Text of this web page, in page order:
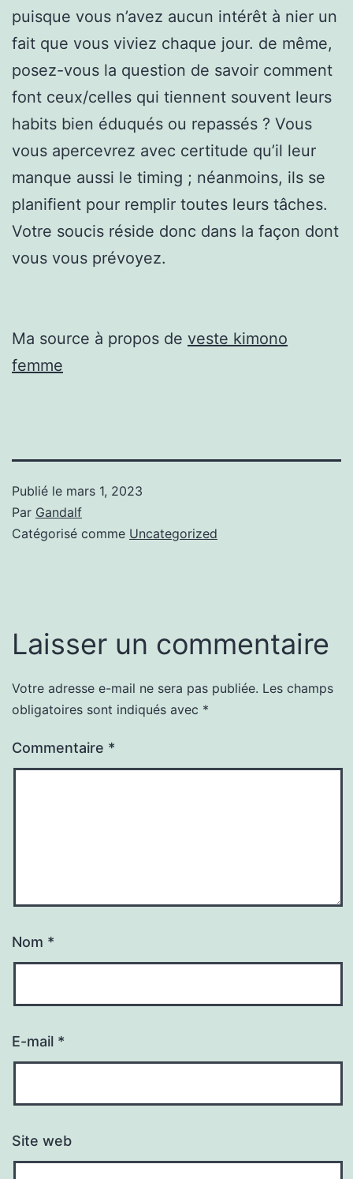
puisque vous n’avez aucun intérêt à nier un
fait que vous viviez chaque jour. de même,
posez-vous la question de savoir comment
font ceux/celles qui tiennent souvent leurs
habits bien éduqués ou repassés ? Vous
vous apercevrez avec certitude qu’il leur
manque aussi le timing ; néanmoins, ils se
planifient pour remplir toutes leurs tâches.
Votre soucis réside donc dans la façon dont
vous vous prévoyez.
Ma source à propos de veste kimono
femme
Publié le mars 1, 2023
Par Gandalf
Catégorisé comme Uncategorized
Laisser un commentaire
Votre adresse e-mail ne sera pas publiée. Les champs
obligatoires sont indiqués avec *
Commentaire *
Nom *
E-mail *
Site web